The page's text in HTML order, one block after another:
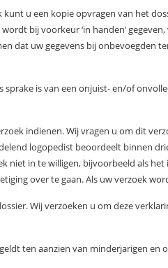
u een kopie opvragen van het
bij voorkeur ‘in handen’
dat uw gegevens bij onbevoegden
is van een onjuist- en/of
indienen. Wij vragen u om dit
logopedist beoordeelt binnen
niet in te willigen, bijvoorbeeld als
over te gaan. Als uw verzoek
Wij verzoeken u om deze
ten aanzien van minderjarigen en